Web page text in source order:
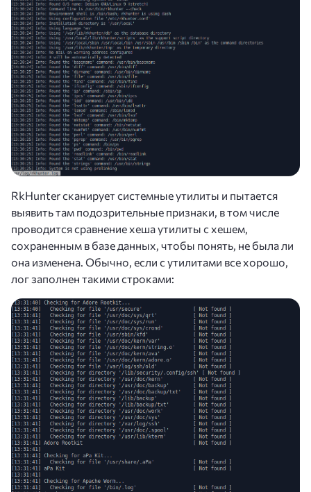
RkHunter сканирует системные утилиты и пытается
выявить там подозрительные признаки, в том числе
проводится сравнение хеша утилиты с хешем,
сохраненным в базе данных, чтобы понять, не была ли
она изменена. Обычно, если с утилитами все хорошо,
лог заполнен такими строками: